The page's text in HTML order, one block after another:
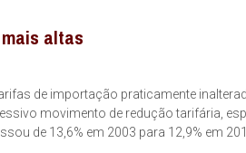
altas
de importação praticamente
movimento de redução tarifária,
de 13,6% em 2003 para 12,9% em